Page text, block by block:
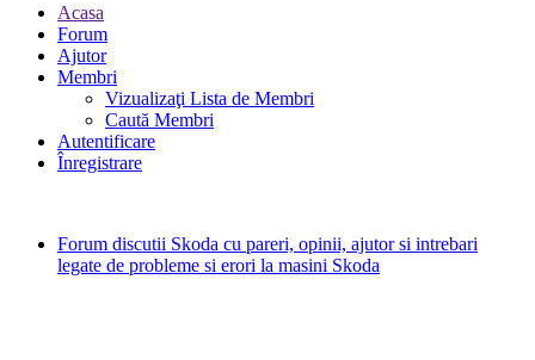
Acasa
Forum
Ajutor
Membri
Vizualizaţi Lista de Membri
Caută Membri
Autentificare
Înregistrare
Forum discutii Skoda cu pareri, opinii, ajutor si intrebari
legate de probleme si erori la masini Skoda